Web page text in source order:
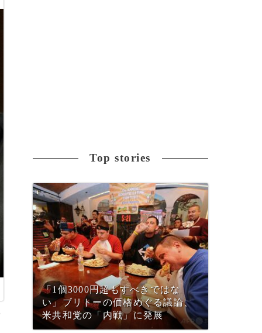
Top stories
「1個3000円超もすべきではな
い」ブリトーの価格めぐる議論、
米共和党の「内戦」に発展